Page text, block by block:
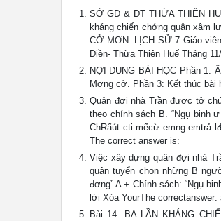
SỞ GD & ĐT THỪA THIÊN
kháng chiến chớng quân xâm
CỞ MƠN: LỊCH SỬ 7 Giáo
Điền- Thừa Thiên Huế Tháng
NỢI DUNG BÀI HỌC Phần 1:
Mơng cở. Phần 3: Kết thúc
Quân đợi nhà Trần được tở
theo chính sách B. “Ngụ binh
ChRấút cti mếcừ emng emtrả
The correct answer is:
Việc xây dựng quân đợi nhà
quân tuyển chọn những B
đơng” A + Chính sách: “Ngụ
lời Xóa YourThe
Bài 14: BA LẦN KHÁNG